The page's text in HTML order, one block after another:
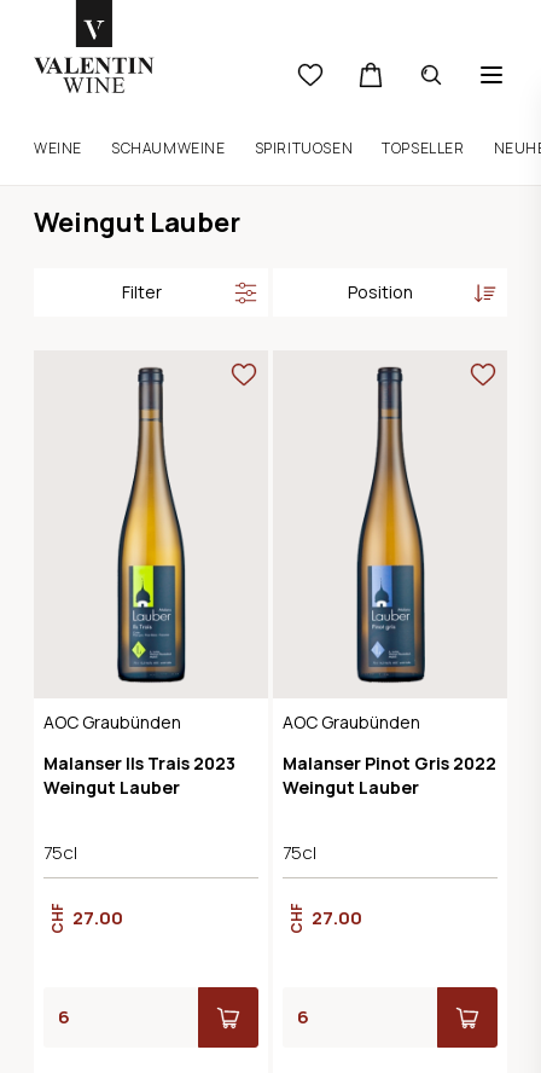
WEINE SCHAUMWEINE SPIRITUOSEN TOPSELLER
Weingut Lauber
Filter
AOC Graubünden
Malanser Ils Trais 2023
Weingut Lauber
75cl
CHF 27.00
AOC Graubünden
Malanser Pinot Gris 2022
Weingut Lauber
75cl
CHF 27.00